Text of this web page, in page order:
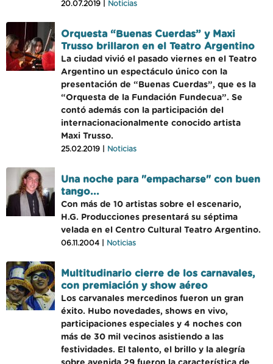
20.07.2019 | Noticias
Orquesta “Buenas Cuerdas” y Maxi
Trusso brillaron en el Teatro Argentino
La ciudad vivió el pasado viernes en el Teatro
Argentino un espectáculo único con la
presentación de “Buenas Cuerdas”, que es la
“Orquesta de la Fundación Fundecua”. Se
contó además con la participación del
internacionacionalmente conocido artista
Maxi Trusso.
25.02.2019 | Noticias
Una noche para "empacharse" con buen
tango...
Con más de 10 artistas sobre el escenario,
H.G. Producciones presentará su séptima
velada en el Centro Cultural Teatro Argentino.
06.11.2004 | Noticias
Multitudinario cierre de los carnavales,
con premiación y show aéreo
Los carvanales mercedinos fueron un gran
éxito. Hubo novedades, shows en vivo,
participaciones especiales y 4 noches con
más de 30 mil vecinos asistiendo a las
festividades. El talento, el brillo y la alegría